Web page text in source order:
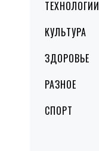
ТЕХНОЛОГИИ
КУЛЬТУРА
ЗДОРОВЬЕ
РАЗНОЕ
СПОРТ